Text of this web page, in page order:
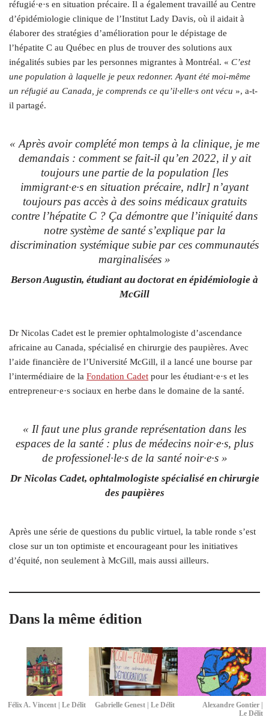
réfugié·e·s en situation précaire. Il a également travaillé au Centre
d’épidémiologie clinique de l’Institut Lady Davis, où il aidait à
élaborer des stratégies d’amélioration pour le dépistage de
l’hépatite C au Québec en plus de trouver des solutions aux
inégalités subies par les personnes migrantes à Montréal. « C’est
une population à laquelle je peux redonner. Ayant été moi-même
un réfugié au Canada, je comprends ce qu’il·elle·s ont vécu », a‑t-
il partagé.
«Après avoir complété mon temps à la clinique, je me
demandais : comment se fait-il qu’en 2022, il y ait
toujours une partie de la population [les
immigrant·e·s en situation précaire, ndlr] n’ayant
toujours pas accès à des soins médicaux gratuits
contre l’hépatite C ? Ça démontre que l’iniquité dans
notre système de santé s’explique par la
discrimination systémique subie par ces communautés
marginalisées »
Berson Augustin, étudiant au doctorat en épidémiologie à
McGill
Dr Nicolas Cadet est le premier ophtalmologiste d’ascendance
africaine au Canada, spécialisé en chirurgie des paupières. Avec
l’aide financière de l’Université McGill, il a lancé une bourse par
l’intermédiaire de la Fondation Cadet pour les étudiant·e·s et les
entrepreneur·e·s sociaux en herbe dans le domaine de la santé.
« Il faut une plus grande représentation dans les
espaces de la santé : plus de médecins noir·e·s, plus
de professionel·le·s de la santé noir·e·s»
Dr Nicolas Cadet, ophtalmologiste spécialisé en chirurgie
des paupières
Après une série de questions du public virtuel, la table ronde s’est
close sur un ton optimiste et encourageant pour les initiatives
d’équité, non seulement à McGill, mais aussi ailleurs.
Dans la même édition
Félix A. Vincent | Le Délit Gabrielle Genest | Le Délit
Alexandre Gontier |
Le Délit